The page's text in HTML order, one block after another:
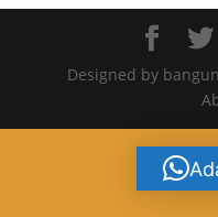
Designed by